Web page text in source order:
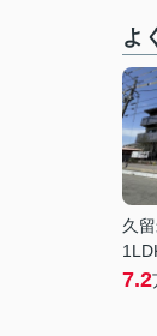
よ
久
7.2